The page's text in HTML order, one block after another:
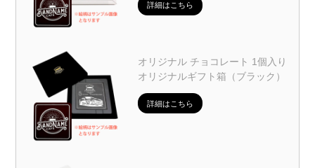
詳細はこちら
オリジナル チョコレート 1個入り
オリジナルギフト箱（ブラック）
詳細はこちら